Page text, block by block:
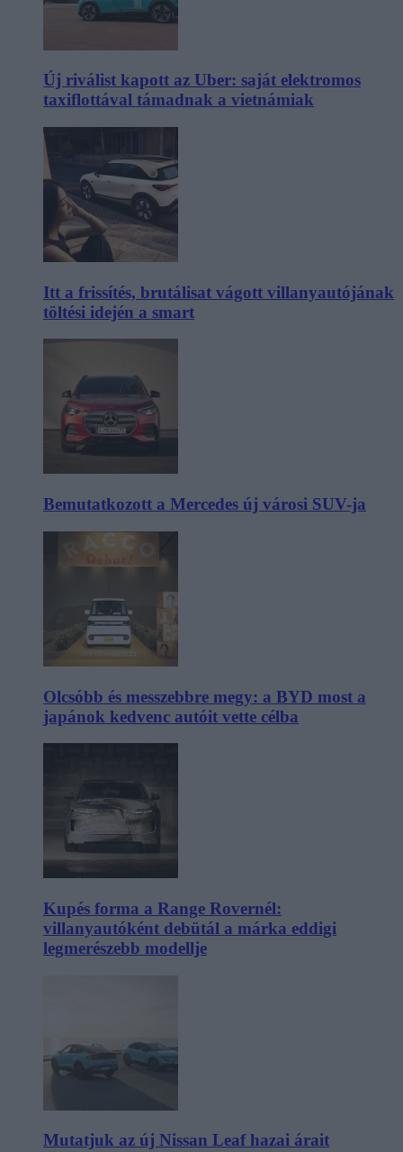
Új riválist kapott az Uber: saját elektromos
taxiflottával támadnak a vietnámiak
Itt a frissítés, brutálisat vágott villanyautójának
töltési idején a smart
Bemutatkozott a Mercedes új városi SUV-ja
Olcsóbb és messzebbre megy: a BYD most a
japánok kedvenc autóit vette célba
Kupés forma a Range Rovernél:
villanyautóként debütál a márka eddigi
legmerészebb modellje
Mutatjuk az új Nissan Leaf hazai árait